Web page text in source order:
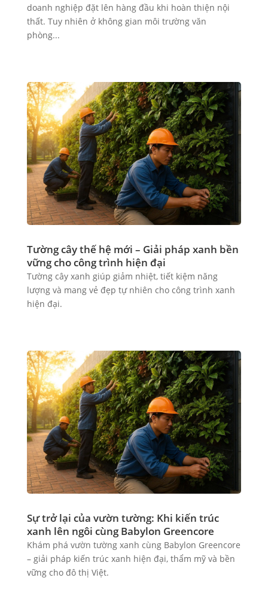
doanh nghiệp đặt lên hàng đầu khi hoàn thiện nội
thất. Tuy nhiên ở không gian môi trường văn
phòng...
Tường cây thế hệ mới – Giải pháp xanh bền
vững cho công trình hiện đại
Tường cây xanh giúp giảm nhiệt, tiết kiệm năng
lượng và mang vẻ đẹp tự nhiên cho công trình xanh
hiện đại.
Sự trở lại của vườn tường: Khi kiến trúc
xanh lên ngôi cùng Babylon Greencore
Khám phá vườn tường xanh cùng Babylon Greencore
– giải pháp kiến trúc xanh hiện đại, thẩm mỹ và bền
vững cho đô thị Việt.